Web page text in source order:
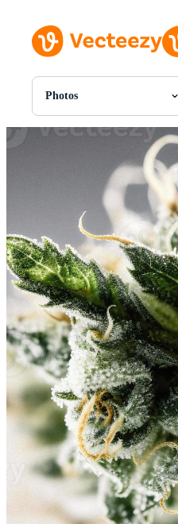
Photos
Toutes Images
Photos
Vecteurs
Vidéos
Motion graphics
Images Éditoriales
Événements Éditoriaux